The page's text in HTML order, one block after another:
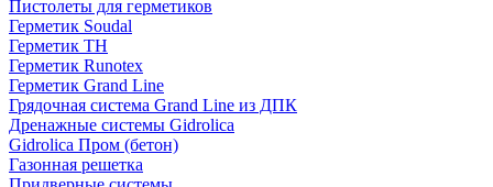
Пистолеты для герметиков
Герметик Soudal
Герметик ТН
Герметик Runotex
Герметик Grand Line
Грядочная система Grand Line из ДПК
Дренажные системы Gidrolica
Gidrolica Пром (бетон)
Газонная решетка